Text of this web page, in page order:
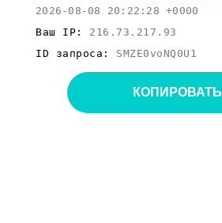
2026-08-08 20:22:28 +0000
Ваш IP: 216.73.217.93
ID запроса: SMZE0voNQ0U1
КОПИРОВАТЬ